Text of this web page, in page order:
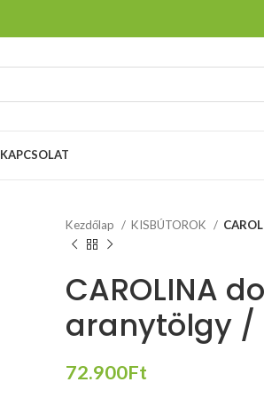
KAPCSOLAT
Kezdőlap KISBÚTOROK
CAROLINA
aranytölgy /
72.900Ft